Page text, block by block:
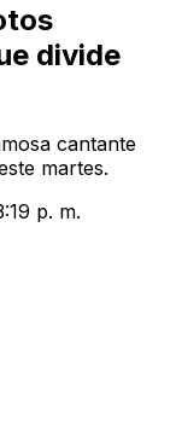
divide
cantante
martes.
p. m.